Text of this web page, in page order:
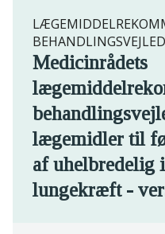
Medicinrådets
lægemidler til
af uhelbredelig
lungekræft -